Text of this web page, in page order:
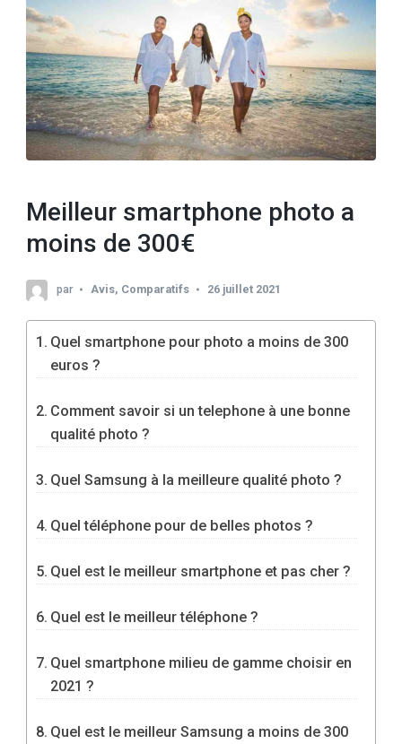
Meilleur smartphone photo a
moins de 300€
par Avis, Comparatifs 26 juillet 2021
Quel smartphone pour photo a moins de 300
euros ?
Comment savoir si un telephone à une bonne
qualité photo ?
Quel Samsung à la meilleure qualité photo ?
Quel téléphone pour de belles photos ?
Quel est le meilleur smartphone et pas cher ?
Quel est le meilleur téléphone ?
Quel smartphone milieu de gamme choisir en
2021 ?
Quel est le meilleur Samsung a moins de 300